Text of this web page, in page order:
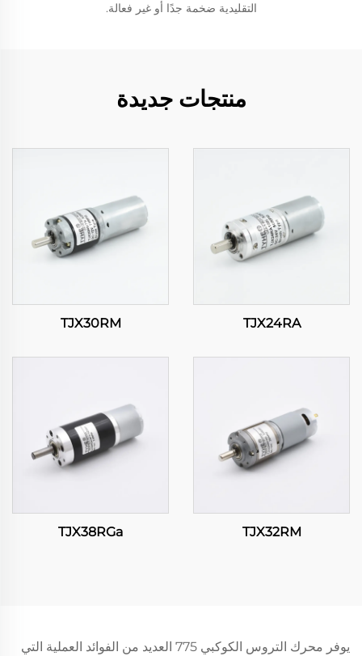
التقليدية ضخمة جدًا أو غير فعالة.
منتجات جديدة
TJX24RA
TJX30RM
TJX32RM
TJX38RGa
يوفر محرك التروس الكوكبي 775 العديد من الفوائد العملية التي